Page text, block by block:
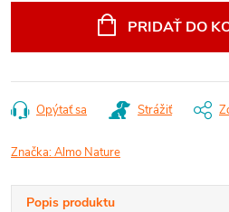
PRIDAŤ DO
Opýtať sa Strážiť
Značka:Almo Nature
Popis produktu